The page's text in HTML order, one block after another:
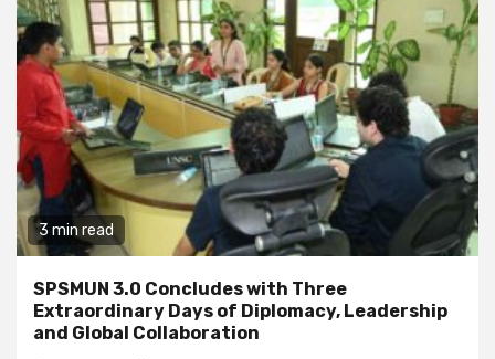
3 min read
SPSMUN 3.0 Concludes with Three
Extraordinary Days of Diplomacy, Leadership
and Global Collaboration